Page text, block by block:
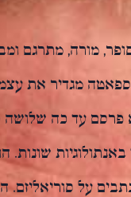
מורה, מתרגם
בשנת 1961. ספאטה
עד כה שלושה
באנתולוגיות